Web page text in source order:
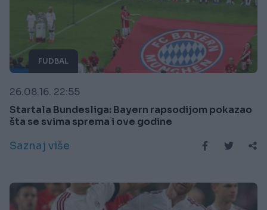
FUDBAL
26.08.16. 22:55
Startala Bundesliga: Bayern rapsodijom pokazao
šta se svima sprema i ove godine
Saznaj više